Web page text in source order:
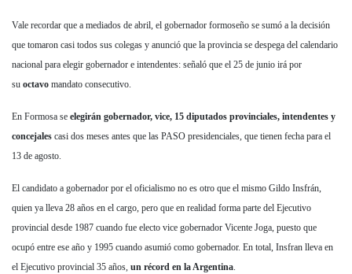
Vale recordar que a mediados de abril, el gobernador formoseño se sumó a la decisión
que tomaron casi todos sus colegas y anunció que la provincia se despega del calendario
nacional para elegir gobernador e intendentes: señaló que el 25 de junio irá por
su octavo mandato consecutivo.
En Formosa se elegirán gobernador, vice, 15 diputados provinciales, intendentes y
concejales casi dos meses antes que las PASO presidenciales, que tienen fecha para el
13 de agosto.
El candidato a gobernador por el oficialismo no es otro que el mismo Gildo Insfrán,
quien ya lleva 28 años en el cargo, pero que en realidad forma parte del Ejecutivo
provincial desde 1987 cuando fue electo vice gobernador Vicente Joga, puesto que
ocupó entre ese año y 1995 cuando asumió como gobernador. En total, Insfran lleva en
el Ejecutivo provincial 35 años, un récord en la Argentina.